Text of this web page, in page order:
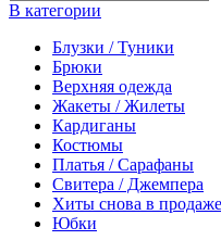
В категории
Блузки / Туники
Брюки
Верхняя одежда
Жакеты / Жилеты
Кардиганы
Костюмы
Платья / Сарафаны
Свитера / Джемпера
Хиты снова в продаже
Юбки